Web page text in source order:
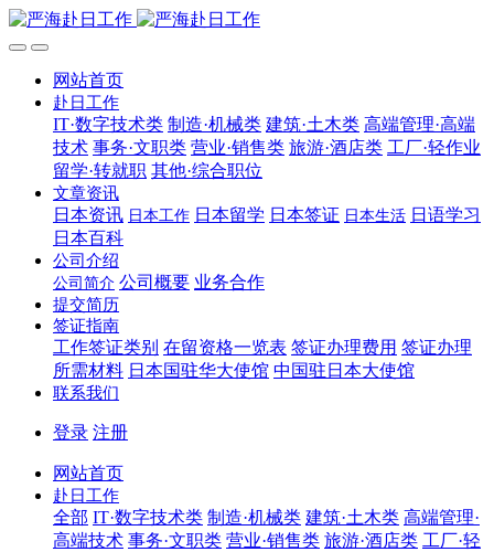
网站首页
赴日工作
IT·数字技术类 制造·机械类 建筑·土木类 高端管理·高端
技术 事务·文职类 营业·销售类 旅游·酒店类 工厂·轻作业
留学·转就职 其他·综合职位
文章资讯
日本资讯 日本工作 日本留学 日本签证 日本生活 日语学习
日本百科
公司介绍
公司简介 公司概要 业务合作
提交简历
签证指南
工作签证类别 在留资格一览表 签证办理费用 签证办理
所需材料 日本国驻华大使馆 中国驻日本大使馆
联系我们
登录 注册
网站首页
赴日工作
全部 IT·数字技术类 制造·机械类 建筑·土木类 高端管理·
高端技术 事务·文职类 营业·销售类 旅游·酒店类 工厂·轻